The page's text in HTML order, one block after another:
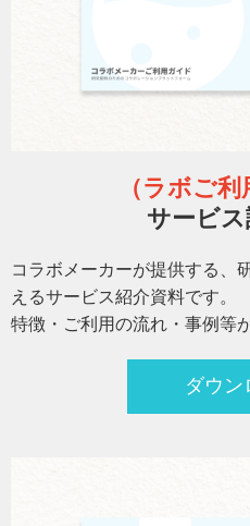
（ラボご利
サービ
コラボメーカーが提供する、
えるサービス紹介資料です。
特徴・ご利用の流れ・事例等
ダウン